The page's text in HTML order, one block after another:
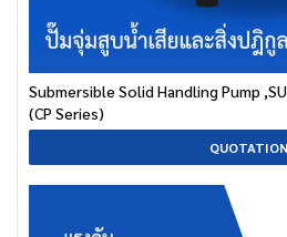
Submersible Solid Handling Pump
(CP Series)
QUOTATION